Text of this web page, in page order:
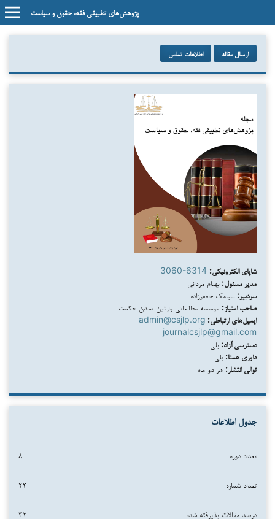
پژوهش‌های تطبیقی فقه، حقوق و سیاست
ارسال مقاله اطلاعات تماس
شاپای الکترونیکی: 3060-6314
مدیر مسئول: بهنام مردانی
سردبیر: سیامک جعفرزاده
صاحب امتیاز: موسسه مطالعاتی وارثین تمدن حکمت
ایمیل‌های ارتباطی: admin@csjlp.org
journalcsjlp@gmail.com
دسترسی آزاد: بلی
داوری همتا: بلی
توالی انتشار: هر دو ماه
جدول اطلاعات
تعداد دوره ۸
تعداد شماره ۲۳
درصد مقالات پذیرفته شده ۳۲